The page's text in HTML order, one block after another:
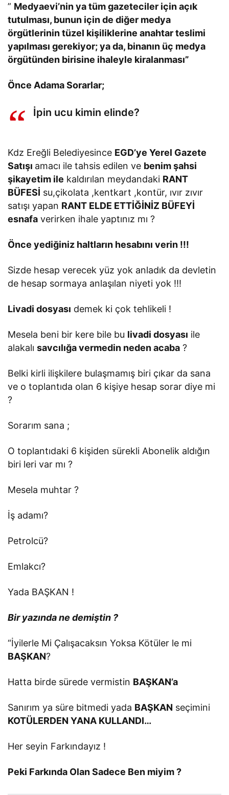
” Medyaevi’nin ya tüm gazeteciler için açık
tutulması, bunun için de diğer medya
örgütlerinin tüzel kişiliklerine anahtar teslimi
yapılması gerekiyor; ya da, binanın üç medya
örgütünden birisine ihaleyle kiralanması”
Önce Adama Sorarlar;
İpin ucu kimin elinde?
Kdz Ereğli Belediyesince EGD’ye Yerel Gazete
Satışı amacı ile tahsis edilen ve benim şahsi
şikayetim ile kaldırılan meydandaki RANT
BÜFESİ su,çikolata ,kentkart ,kontür, ıvır zıvır
satışı yapan RANT ELDE ETTİĞİNİZ BÜFEYİ
esnafa verirken ihale yaptınız mı ?
Önce yediğiniz haltların hesabını verin !!!
Sizde hesap verecek yüz yok anladık da devletin
de hesap sormaya anlaşılan niyeti yok !!!
Livadi dosyası demek ki çok tehlikeli !
Mesela beni bir kere bile bu livadi dosyası ile
alakalısavcılığa vermedin neden acaba ?
Belki kirli ilişkilere bulaşmamış biri çıkar da sana
ve o toplantıda olan 6 kişiye hesap sorar diye mi
?
Sorarım sana ;
O toplantıdaki 6 kişiden sürekli Abonelik aldığın
biri leri var mı ?
Mesela muhtar ?
İş adamı?
Petrolcü?
Emlakcı?
Yada BAŞKAN !
Bir yazında ne demiştin ?
“İyilerle Mi Çalışacaksın Yoksa Kötüler le mi
BAŞKAN?
Hatta birde sürede vermistin BAŞKAN’a
Sanırım ya süre bitmedi yada BAŞKAN seçimini
KOTÜLERDEN YANA KULLANDI…
Her seyin Farkındayız !
Peki Farkında Olan Sadece Ben miyim ?